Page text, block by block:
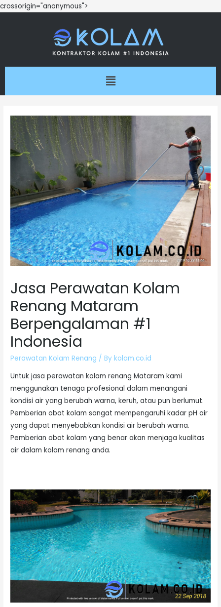
crossorigin="anonymous">
Jasa Perawatan Kolam
Renang Mataram
Berpengalaman #1
Indonesia
Perawatan Kolam Renang / Bykolam.co.id
Untuk jasa perawatan kolam renang Mataram kami
menggunakan tenaga profesional dalam menangani
kondisi air yang berubah warna, keruh, atau pun berlumut.
Pemberian obat kolam sangat mempengaruhi kadar pH air
yang dapat menyebabkan kondisi air berubah warna.
Pemberian obat kolam yang benar akan menjaga kualitas
air dalam kolam renang anda.